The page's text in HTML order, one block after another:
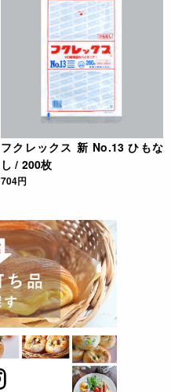
フクレックス 新 No.13 ひもな
し / 200枚
704円